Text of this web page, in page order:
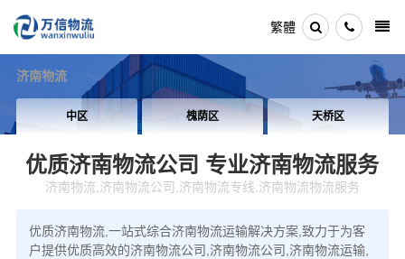
繁體
济南物流
中区 槐荫区 天桥区
优质济南物流公司 专业济南物流服务
济南物流,济南物流公司,济南物流专线,济南物流物流服务
优质济南物流,一站式综合济南物流运输解决方案,致力于为客
户提供优质高效的济南物流公司,济南物流公司,济南物流运输,